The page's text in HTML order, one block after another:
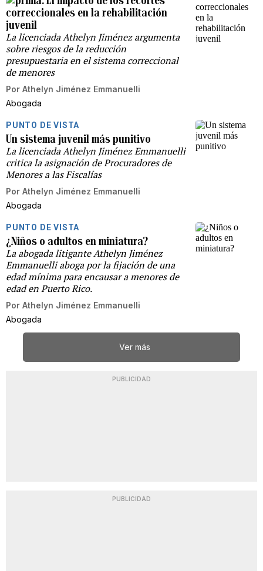
correccionales en la rehabilitación
juvenil
La licenciada Athelyn Jiménez argumenta
sobre riesgos de la reducción
presupuestaria en el sistema correccional
de menores
Por Athelyn Jiménez Emmanuelli
Abogada
PUNTO DE VISTA
Un sistema juvenil más punitivo
La licenciada Athelyn Jiménez Emmanuelli
critica la asignación de Procuradores de
Menores a las Fiscalías
Por Athelyn Jiménez Emmanuelli
Abogada
PUNTO DE VISTA
¿Niños o adultos en miniatura?
La abogada litigante Athelyn Jiménez
Emmanuelli aboga por la fijación de una
edad mínima para encausar a menores de
edad en Puerto Rico.
Por Athelyn Jiménez Emmanuelli
Abogada
Ver más
PUBLICIDAD
PUBLICIDAD